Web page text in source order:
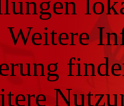
Weitere